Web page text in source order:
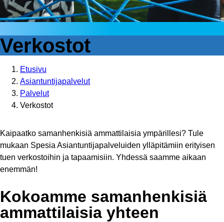
Verkostot
Etusivu
Asiantuntijapalvelut
Palvelut
Verkostot
Kaipaatko samanhenkisiä ammattilaisia ympärillesi? Tule
mukaan Spesia Asiantuntijapalveluiden ylläpitämiin erityisen
tuen verkostoihin ja tapaamisiin. Yhdessä saamme aikaan
enemmän!
Kokoamme samanhenkisiä
ammattilaisia yhteen